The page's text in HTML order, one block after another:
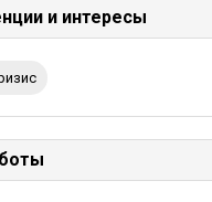
и интересы